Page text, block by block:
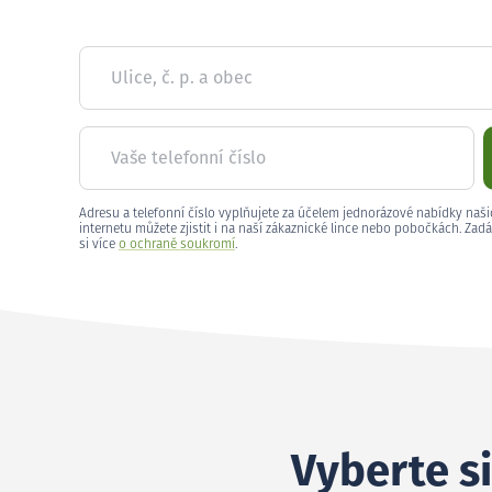
Ulice, č. p. a obec
Vaše telefonní číslo
Adresu a telefonní číslo vyplňujete za účelem jednorázové nabídky
internetu můžete zjistit i na naší zákaznické lince nebo pobočkách.
si více o ochraně soukromí.
Vyberte